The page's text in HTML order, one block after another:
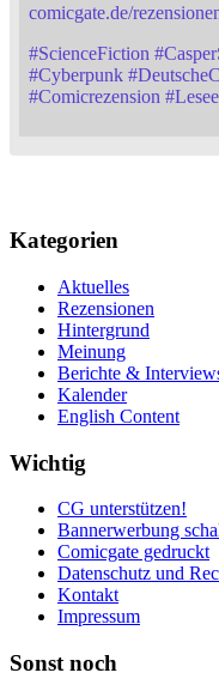
comicgate.de/
#ScienceFiction #
#Cyberpunk #
#Comicrezension #
Kategorien
Aktuelles
Rezensionen
Hintergrund
Meinung
Berichte &
Kalender
English Content
Wichtig
CG unterstützen!
Bannerwerbung
Comicgate gedruckt
Datenschutz und
Kontakt
Impressum
Sonst noch